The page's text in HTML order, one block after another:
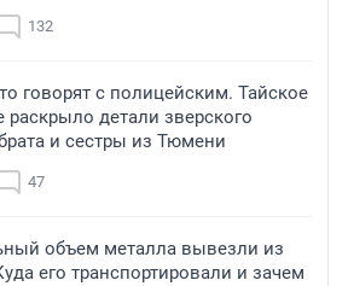
132
говорят с полицейским. Тайское
раскрыло детали зверского
и сестры из Тюмени
47
объем металла вывезли из
его транспортировали и зачем